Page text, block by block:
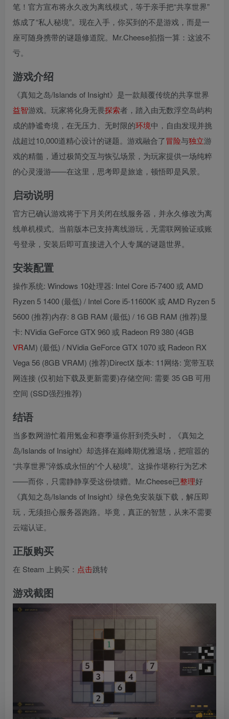
笔！官方宣布将永久改为离线模式，等于亲手把“共享世界”
炼成了“私人秘境”。现在入手，你买到的不是游戏，而是一
座可随身携带的谜题修道院。Mr.Cheese掐指一算：这波不
亏。
游戏介绍
《真知之岛/Islands of Insight》是一款颠覆传统的共享世界
益智游戏。玩家将化身无畏探索者，踏入由无数浮空岛屿构
成的静谧奇境，在无压力、无时限的环境中，自由发现并挑
战超过10,000道精心设计的谜题。游戏融合了冒险与独立游
戏的精髓，通过极简交互与恢弘场景，为玩家提供一场纯粹
的心灵漫游——在这里，思考即是旅途，顿悟即是风景。
启动说明
官方已确认游戏将于下月关闭在线服务器，并永久修改为离
线单机模式。当前版本已支持离线游玩，无需联网验证或账
号登录，安装后即可直接进入个人专属的谜题世界。
安装配置
操作系统: Windows 10处理器: Intel Core i5-7400 或 AMD
Ryzen 5 1400 (最低) / Intel Core i5-11600K 或 AMD Ryzen 5
5600 (推荐)内存: 8 GB RAM (最低) / 16 GB RAM (推荐)显
卡: NVidia GeForce GTX 960 或 Radeon R9 380 (4GB
VRAM) (最低) / NVidia GeForce GTX 1070 或 Radeon RX
Vega 56 (8GB VRAM) (推荐)DirectX 版本: 11网络: 宽带互联
网连接 (仅初始下载及更新需要)存储空间: 需要 35 GB 可用
空间 (SSD强烈推荐)
结语
当多数网游忙着用氪金和赛季逼你肝到秃头时，《真知之
岛/Islands of Insight》却选择在巅峰期优雅退场，把喧嚣的
“共享世界”淬炼成永恒的“个人秘境”。这操作堪称行为艺术
——而你，只需静静享受这份馈赠。Mr.Cheese已整理好
《真知之岛/Islands of Insight》绿色免安装版下载，解压即
玩，无须担心服务器跑路。毕竟，真正的智慧，从来不需要
云端认证。
正版购买
在 Steam 上购买： 点击跳转
游戏截图